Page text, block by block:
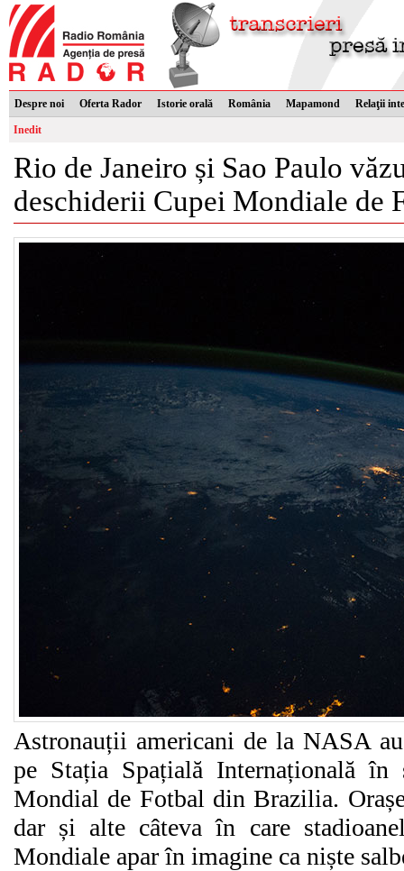
Despre noi Oferta Rador Istorie orală România Mapamond Relaţii
Inedit
Rio de Janeiro și Sao Paulo
deschiderii Cupei Mondiale de
Astronauții americani de la NASA
pe Stația Spațială Internațională în
Mondial de Fotbal din Brazilia.
dar și alte câteva în care
Mondiale apar în imagine ca niște